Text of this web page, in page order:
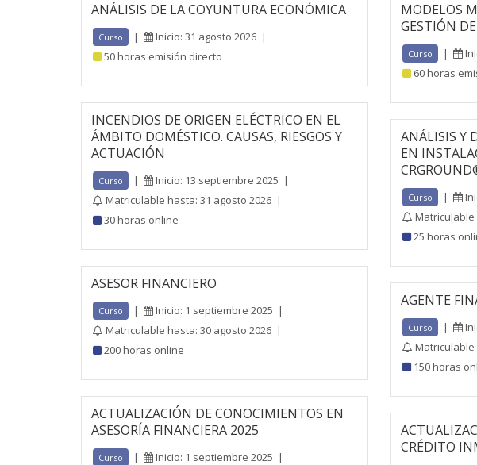
ANÁLISIS DE LA COYUNTURA ECONÓMICA
Curso | Inicio: 31 agosto 2026 |
50 horas emisión directo
MODELOS
GESTIÓN
Curso |
60 horas
INCENDIOS DE ORIGEN ELÉCTRICO EN EL
ÁMBITO DOMÉSTICO. CAUSAS, RIESGOS Y
ACTUACIÓN
Curso | Inicio: 13 septiembre 2025 |
Matriculable hasta: 31 agosto 2026 |
30 horas online
ANÁLISIS Y
EN
Curso |
Matriculable
25 horas
ASESOR FINANCIERO
Curso | Inicio: 1 septiembre 2025 |
Matriculable hasta: 30 agosto 2026 |
200 horas online
AGENTE
Curso |
Matriculable
150 horas
ACTUALIZACIÓN DE CONOCIMIENTOS EN
ASESORÍA FINANCIERA 2025
Curso | Inicio: 1 septiembre 2025 |
CRÉDITO